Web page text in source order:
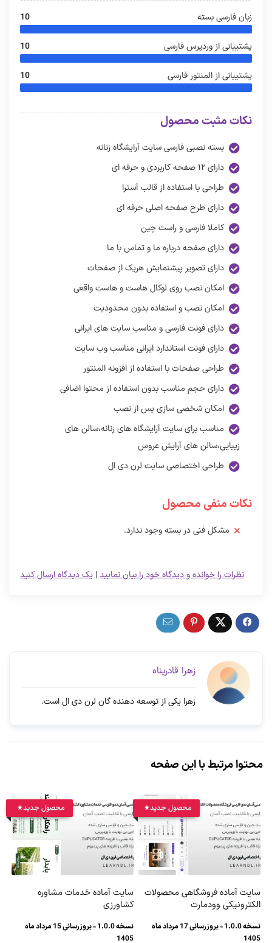
زبان فارسی بسته 10
پشتیبانی از وردپرس فارسی 10
پشتیبانی از المنتور فارسی 10
نکات مثبت محصول
بسته نصبی فارسی سایت آرایشگاه زنانه
دارای ۱۲ صفحه کاربردی و حرفه ای
طراحی با استفاده از قالب آسترا
دارای طرح صفحه اصلی حرفه ای
کاملا فارسی و راست چین
دارای صفحه درباره ما و تماس با ما
دارای تصویر پیشنمایش هریک از صفحات
امکان نصب روی لوکال هاست و هاست واقعی
امکان نصب و استفاده بدون محدودیت
دارای فونت فارسی و مناسب سایت های ایرانی
دارای فونت استاندارد ایرانی مناسب وب سایت
طراحی صفحات با استفاده از افزونه المنتور
دارای حجم مناسب بدون استفاده از محتوا اضافی
امکان شخصی سازی پس از نصب
مناسب برای سایت آرایشگاه های زنانه،سالن های
زیبایی،سالن های آرایش عروس
طراحی اختصاصی سایت لرن دی ال
نکات منفی محصول
مشکل فنی در بسته وجود ندارد.
یک دیدگاه ارسال کنید |نظرات را خوانده و دیدگاه خود را بیان نمایید
زهرا قادرپناه
زهرا یکی از توسعه دهنده گان لرن دی ال است.
محتوا مرتبط با این صفحه
محصول جدید
سایت آماده فروشگاهی محصولات
الکترونیکی وودمارت
نسخه 1.0.0 - بروزرسانی 17 مرداد ماه
1405
محصول جدید
سایت آماده خدمات مشاوره
کشاورزی
نسخه 1.0.0 - بروزرسانی 15 مرداد ماه
1405